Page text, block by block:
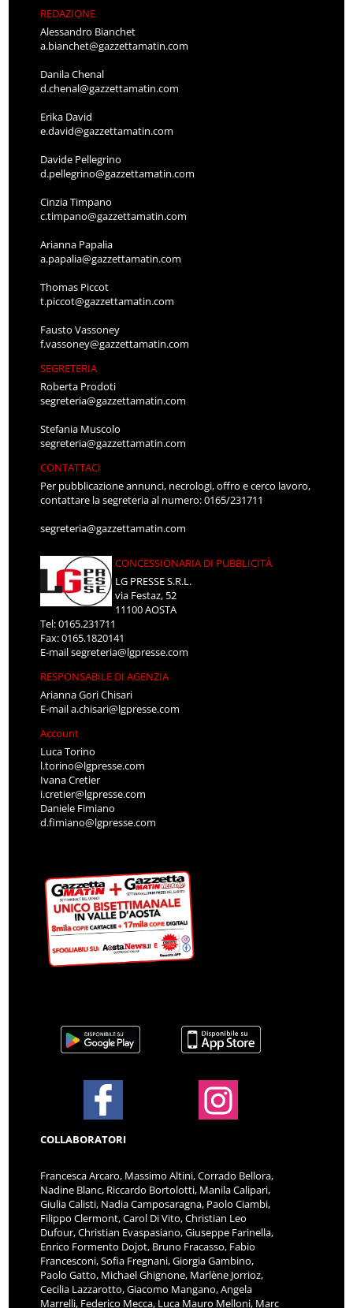
REDAZIONE
Alessandro Bianchet
a.bianchet@gazzettamatin.com
Danila Chenal
d.chenal@gazzettamatin.com
Erika David
e.david@gazzettamatin.com
Davide Pellegrino
d.pellegrino@gazzettamatin.com
Cinzia Timpano
c.timpano@gazzettamatin.com
Arianna Papalia
a.papalia@gazzettamatin.com
Thomas Piccot
t.piccot@gazzettamatin.com
Fausto Vassoney
f.vassoney@gazzettamatin.com
SEGRETERIA
Roberta Prodoti
segreteria@gazzettamatin.com
Stefania Muscolo
segreteria@gazzettamatin.com
CONTATTACI
Per pubblicazione annunci, necrologi, offro e cerco lavoro,
contattare la segreteria al numero: 0165/231711
segreteria@gazzettamatin.com
CONCESSIONARIA DI PUBBLICITÀ
LG PRESSE S.R.L.
via Festaz, 52
11100 AOSTA
Tel: 0165.231711
Fax: 0165.1820141
E-mailsegreteria@lgpresse.com
RESPONSABILE DI AGENZIA
Arianna Gori Chisari
E-maila.chisari@lgpresse.com
Account
Luca Torino
l.torino@lgpresse.com
Ivana Cretier
i.cretier@lgpresse.com
Daniele Fimiano
d.fimiano@lgpresse.com
COLLABORATORI
Francesca Arcaro, Massimo Altini, Corrado Bellora,
Nadine Blanc, Riccardo Bortolotti, Manila Calipari,
Giulia Calisti, Nadia Camposaragna, Paolo Ciambi,
Filippo Clermont, Carol Di Vito, Christian Leo
Dufour, Christian Evaspasiano, Giuseppe Farinella,
Enrico Formento Dojot, Bruno Fracasso, Fabio
Francesconi, Sofia Fregnani, Giorgia Gambino,
Paolo Gatto, Michael Ghignone, Marlène Jorrioz,
Cecilia Lazzarotto, Giacomo Mangano, Angela
Marrelli, Federico Mecca, Luca Mauro Melloni, Marc